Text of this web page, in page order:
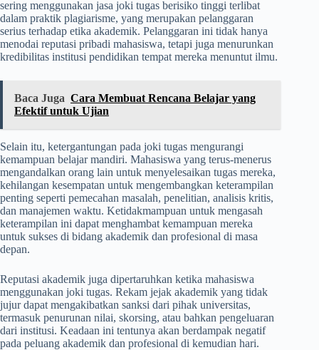
sering menggunakan jasa joki tugas berisiko tinggi terlibat
dalam praktik plagiarisme, yang merupakan pelanggaran
serius terhadap etika akademik. Pelanggaran ini tidak hanya
menodai reputasi pribadi mahasiswa, tetapi juga menurunkan
kredibilitas institusi pendidikan tempat mereka menuntut ilmu.
Baca Juga Cara Membuat Rencana Belajar yang
Efektif untuk Ujian
Selain itu, ketergantungan pada joki tugas mengurangi
kemampuan belajar mandiri. Mahasiswa yang terus-menerus
mengandalkan orang lain untuk menyelesaikan tugas mereka,
kehilangan kesempatan untuk mengembangkan keterampilan
penting seperti pemecahan masalah, penelitian, analisis kritis,
dan manajemen waktu. Ketidakmampuan untuk mengasah
keterampilan ini dapat menghambat kemampuan mereka
untuk sukses di bidang akademik dan profesional di masa
depan.
Reputasi akademik juga dipertaruhkan ketika mahasiswa
menggunakan joki tugas. Rekam jejak akademik yang tidak
jujur dapat mengakibatkan sanksi dari pihak universitas,
termasuk penurunan nilai, skorsing, atau bahkan pengeluaran
dari institusi. Keadaan ini tentunya akan berdampak negatif
pada peluang akademik dan profesional di kemudian hari.